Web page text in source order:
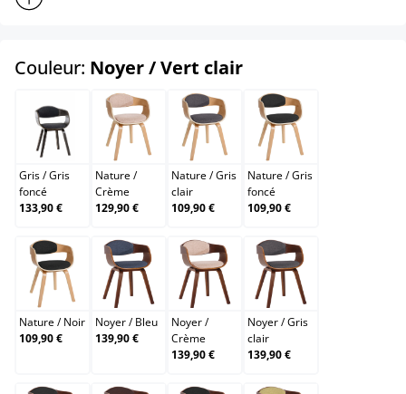
Couleur: Noyer / Vert clairselect
Gris / Gris foncé
Gris/Gris
foncé
133,90 €
Nature / Crème
Nature/
Crème
129,90 €
Nature / Gris clair
Nature/Gris
clair
109,90 €
Nature / Gris foncé
Nature/Gris
foncé
109,90 €
Nature / Noir
Nature/Noir
109,90 €
Noyer / Bleu
Noyer/Bleu
139,90 €
Noyer / Crème
Noyer/
Crème
139,90 €
Noyer / Gris clair
Noyer/Gris
clair
139,90 €